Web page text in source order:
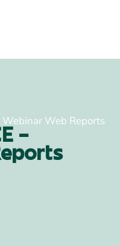
Webinar Web Reports
–